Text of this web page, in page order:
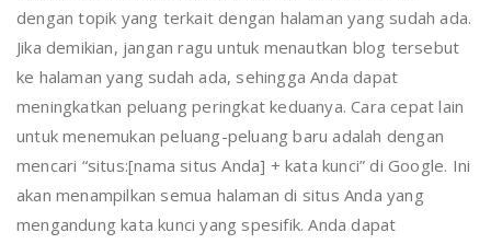
dengan topik yang terkait dengan halaman yang sudah ada.
Jika demikian, jangan ragu untuk menautkan blog tersebut
ke halaman yang sudah ada, sehingga Anda dapat
meningkatkan peluang peringkat keduanya. Cara cepat lain
untuk menemukan peluang-peluang baru adalah dengan
mencari “situs:[nama situs Anda] + kata kunci” di Google. Ini
akan menampilkan semua halaman di situs Anda yang
mengandung kata kunci yang spesifik. Anda dapat